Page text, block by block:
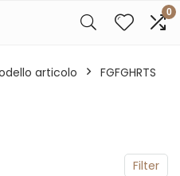
0
articolo ‎FGFGHRTS
Filter